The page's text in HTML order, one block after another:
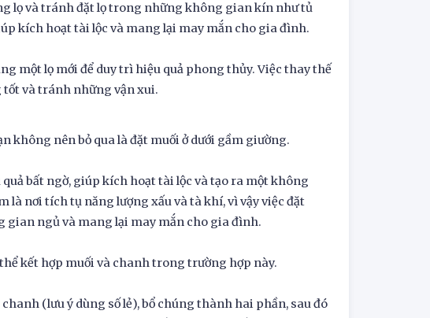
lọ và tránh đặt lọ trong những không gian kín như tủ
kích hoạt tài lộc và mang lại may mắn cho gia đình.
một lọ mới để duy trì hiệu quả phong thủy. Việc thay thế
tốt và tránh những vận xui.
nên bỏ qua là đặt muối ở dưới gầm giường.
bất ngờ, giúp kích hoạt tài lộc và tạo ra một không
là nơi tích tụ năng lượng xấu và tà khí, vì vậy việc đặt
gian ngủ và mang lại may mắn cho gia đình.
kết hợp muối và chanh trong trường hợp này.
(lưu ý dùng số lẻ), bổ chúng thành hai phần, sau đó